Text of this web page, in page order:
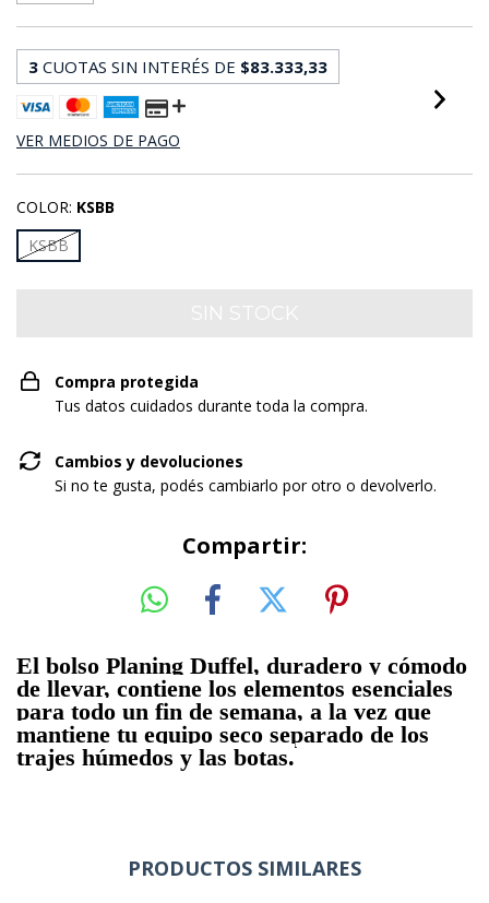
3 CUOTAS SIN INTERÉS DE $83.333,33
VER MEDIOS DE PAGO
COLOR: KSBB
KSBB
Compra protegida
Tus datos cuidados durante toda la compra.
Cambios y devoluciones
Si no te gusta, podés cambiarlo por otro o devolverlo.
Compartir:
El bolso Planing Duffel, duradero y cómodo
de llevar, contiene los elementos esenciales
para todo un fin de semana, a la vez que
mantiene tu equipo seco separado de los
trajes húmedos y las botas.
PRODUCTOS SIMILARES